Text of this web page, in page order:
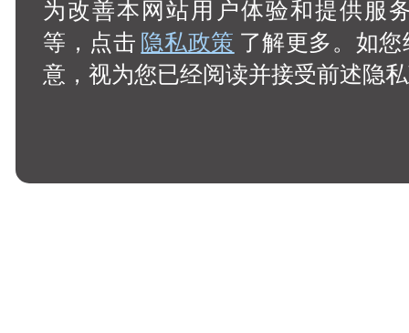
为改善本网站用户体验和提供服
等，点击隐私政策 了解更多。如
意，视为您已经阅读并接受前述隐